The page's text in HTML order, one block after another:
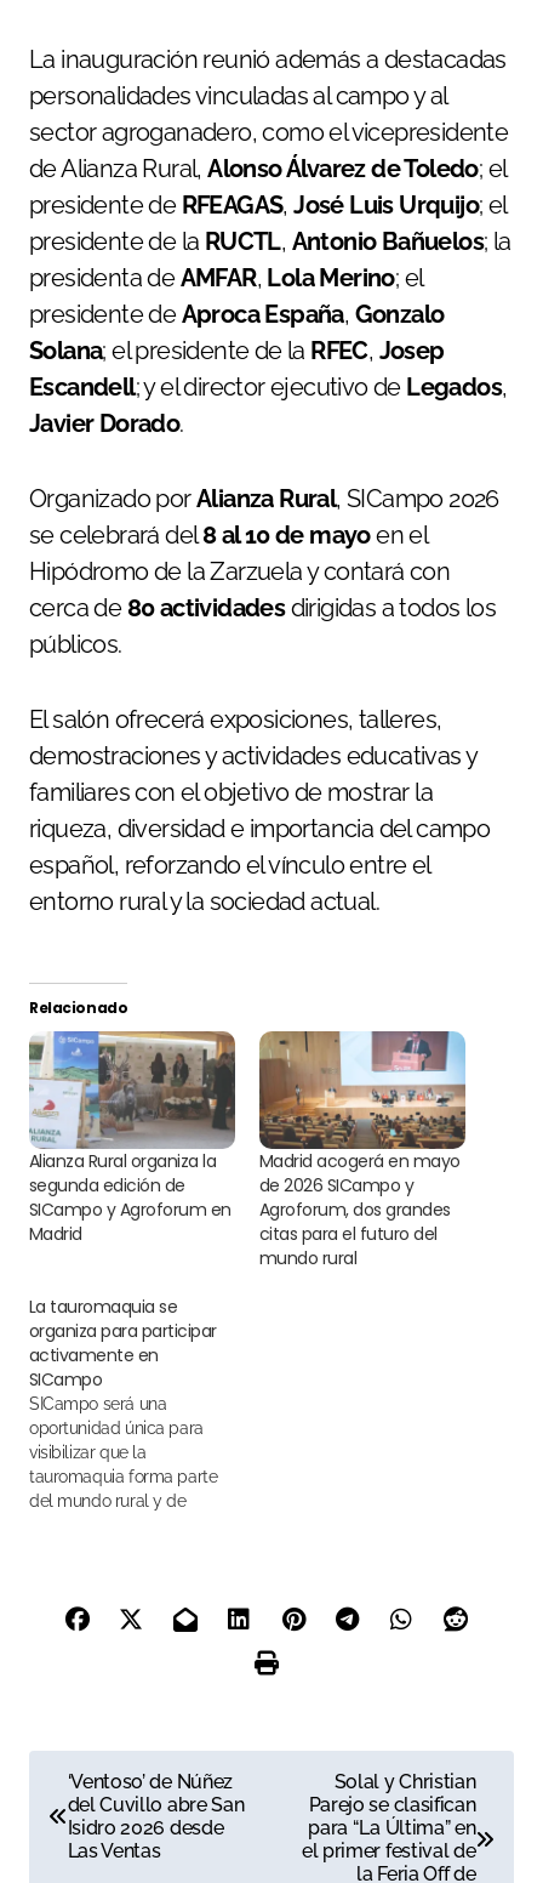
La inauguración reunió además a destacadas
personalidades vinculadas al campo y al
sector agroganadero, como el vicepresidente
de Alianza Rural,Alonso Álvarez de Toledo; el
presidente de RFEAGAS,José Luis Urquijo; el
presidente de la RUCTL, Antonio Bañuelos; la
presidenta deAMFAR, Lola Merino; el
presidente deAproca España, Gonzalo
Solana; el presidente de la RFEC, Josep
Escandell; y el director ejecutivo de Legados,
Javier Dorado.
Organizado porAlianza Rural, SICampo 2026
se celebrará del8 al 10 de mayoen el
Hipódromo de la Zarzuela y contará con
cerca de 80 actividadesdirigidas a todos los
públicos.
El salón ofrecerá exposiciones, talleres,
demostraciones y actividades educativas y
familiares con el objetivo de mostrar la
riqueza, diversidad e importancia del campo
español, reforzando el vínculo entre el
entorno rural y la sociedad actual.
Relacionado
Alianza Rural organiza la
segunda edición de
SICampo y Agroforum en
Madrid
Madrid acogerá en mayo
de 2026 SICampo y
Agroforum, dos grandes
citas para el futuro del
mundo rural
La tauromaquia se
organiza para participar
activamente en
SICampo
SICampo será una
oportunidad única para
visibilizar que la
tauromaquia forma parte
del mundo rural y de
a
‘Ventoso’ de Núñez
del Cuvillo abre San
Isidro 2026 desde
Las Ventas
Solal y Christian
Parejo se clasifican
para “La Última” en
el primer festival de
la Feria Off de